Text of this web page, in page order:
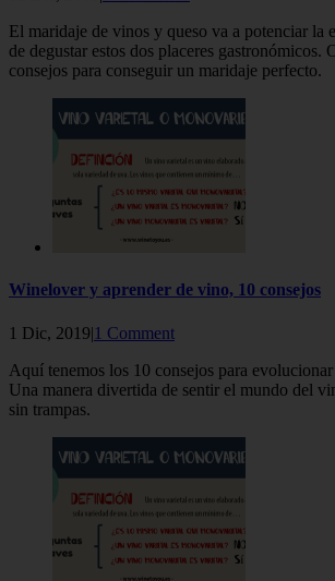
El maridaje de vinos y queso va a potenciar la
de degustar estos dos placeres gastronómicos.
consejos para conseguir un maridaje perfecto.
Winelover y aprender de vino, 10 consejos
1 Dic, 2019|1 Comment
Aquí tenemos los 10 consejos para
Una manera divertida de sentir el mundo del
sin trampas.